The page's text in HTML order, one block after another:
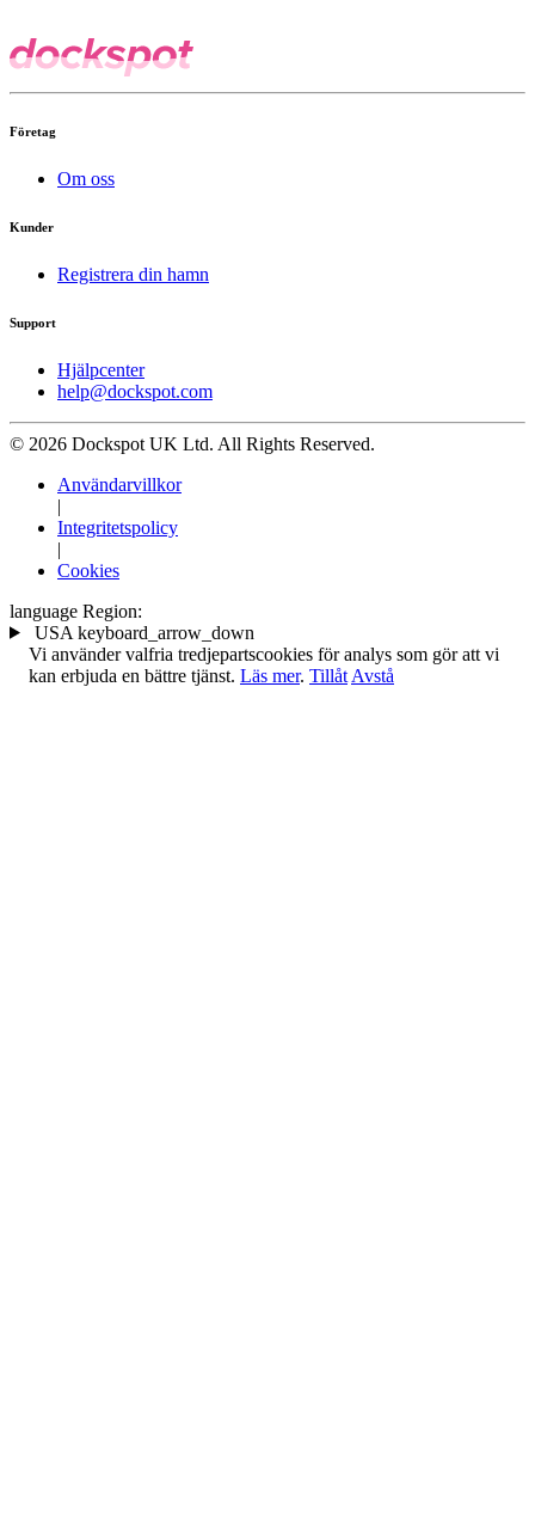
Företag
Om oss
Kunder
Registrera din hamn
Support
Hjälpcenter
help@dockspot.com
© 2026 Dockspot UK Ltd. All Rights Reserved.
Användarvillkor
|
Integritetspolicy
|
Cookies
language Region:
USA keyboard_arrow_down
Vi använder valfria tredjepartscookies för analys som gör att vi
kan erbjuda en bättre tjänst. Läs mer. Tillåt Avstå